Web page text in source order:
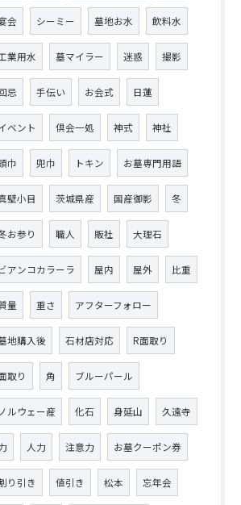
会 シーミー 墓地お水 飲料水
業用水 墓マイラー 迷惑 撮影
忌 手伝い お会式 日蓮
ベント 倶会一処 神式 神社
巾 兜巾 トキン お墓専門用語
壁小目 茨城県産 国産御影 冬
お参り 職人 販社 大理石
アンコカラーラ 屋内 屋外 比重
量 重さ アフターフォロー
地購入後 石材店対応 R面取り
取り 角 ブルーパール
ノルウェー産 化石 身延山 久遠寺
人力 注意力 お墓クーポン券
り引き 値引き 松本 忘年会